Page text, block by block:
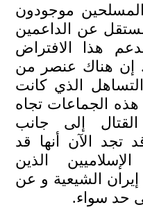
موجودون
عن الداعمين
هذا الافتراض
إن هناك عنصر من
الذي كانت
الجماعات تجاه
إلى جانب
تجد الآن أنها قد
الذين
الشيعية و عن
حد سواء.